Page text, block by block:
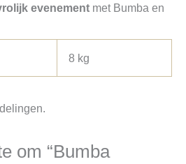
evenement met Bumba en
8 kg
om “Bumba